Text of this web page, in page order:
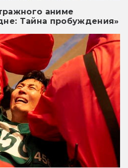
аниме
Тайна пробуждения»